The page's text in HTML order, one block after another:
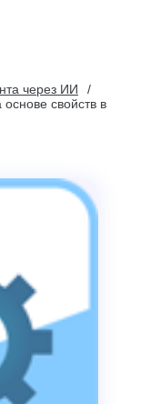
через ИИ
свойств в